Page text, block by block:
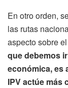
En otro orden,
las rutas
aspecto sobre
que debemos
económica, es
IPV actúe más